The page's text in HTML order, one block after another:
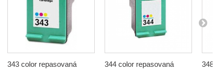
343 color repasovaná 344 color repasovaná 348